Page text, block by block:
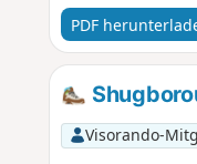
PDF
Visorando-